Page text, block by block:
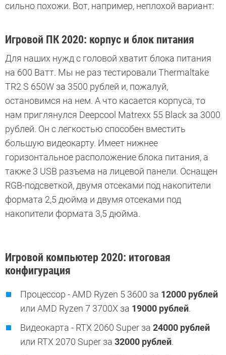
сильно похожи. Вот, например, неплохой вариант:
Игровой ПК 2020: корпус и блок питания
Для наших нужд с головой хватит блока питания
на 600 Ватт. Мы не раз тестировали Thermaltake
TR2 S 650W за 3500 рублей и, пожалуй,
остановимся на нем. А что касается корпуса, то
нам приглянулся Deepcool Matrexx 55 Black за 3000
рублей. Он с легкостью способен вместить
большую видеокарту. Имеет нижнее
горизонтальное расположение блока питания, а
также 3 USB разъема на лицевой панели. Оснащен
RGB-подсветкой, двумя отсеками под накопители
формата 2,5 дюйма и двумя отсеками под
накопители формата 3,5 дюйма.
Игровой компьютер 2020: итоговая
конфигурация
Процессор - AMD Ryzen 5 3600 за 12000 рублей
или AMD Ryzen 7 3700X за 19000 рублей.
Видеокарта - RTX 2060 Super за 24000 рублей
или RTX 2070 Super за 32000 рублей.